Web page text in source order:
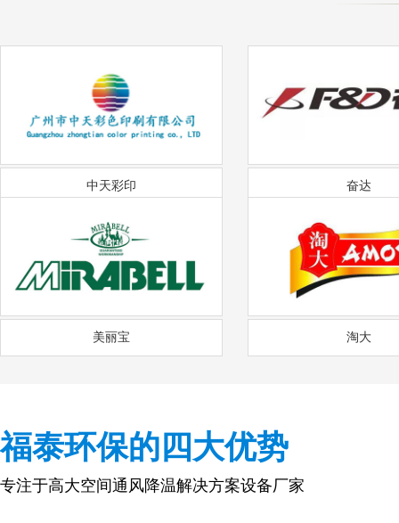
中天彩印 奋达
美丽宝 淘大
福泰环保的四大优势
专注于高大空间通风降温解决方案设备厂家